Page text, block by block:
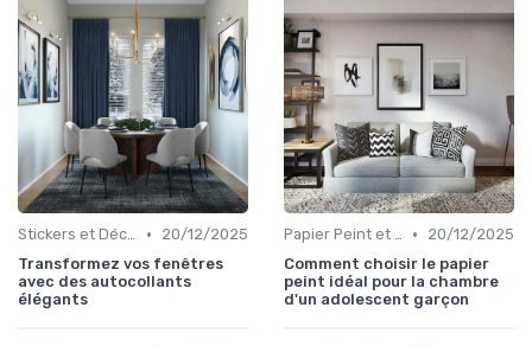
Stickers et Décalcomanies Muraux •
20/12/2025
Transformez vos fenêtres
avec des autocollants
élégants
Papier Peint et Revêtements Muraux •
20/12/2025
Comment choisir le papier
peint idéal pour la chambre
d'un adolescent garçon